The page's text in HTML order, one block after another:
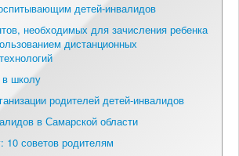
детей-инвалидов
необходимых для зачисления ребенка
дистанционных
в школу
родителей детей-инвалидов
в Самарской области
советов родителям